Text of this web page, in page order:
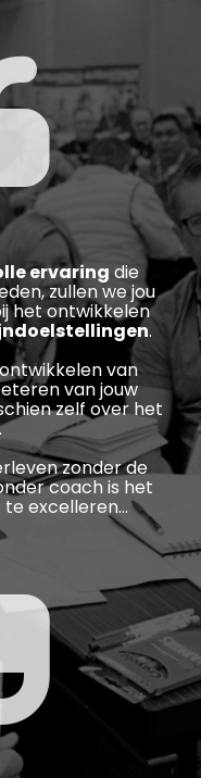
ervaring die
zullen we jou
als business coach helpen bij het ontwikkelen
.
van
van jouw
zelf over het
zonder de
coach is het
excelleren…